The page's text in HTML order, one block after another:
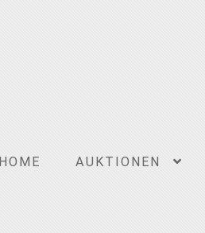
HOME AUKTIONEN